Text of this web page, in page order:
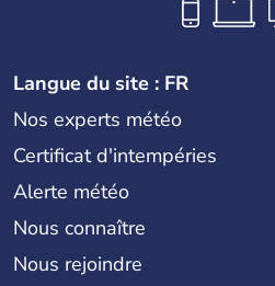
Langue du site : FR
Nos experts météo
Certificat d'intempéries
Alerte météo
Nous connaître
Nous rejoindre